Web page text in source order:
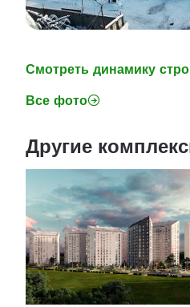
Смотреть динамику
Все фото
Другие